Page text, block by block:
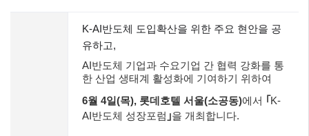
K-AI반도체 도입확산을 위한 주요 현안을 공
유하고,
AI반도체 기업과 수요기업 간 협력 강화를 통
한 산업 생태계 활성화에 기여하기 위하여
6월 4일(목), 롯데호텔 서울(소공동)에서 ｢ K-
AI반도체 성장포럼 ｣을 개최합니다.